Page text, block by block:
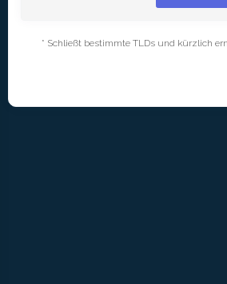
* Schließt bestimmte TLDs und kürzlich